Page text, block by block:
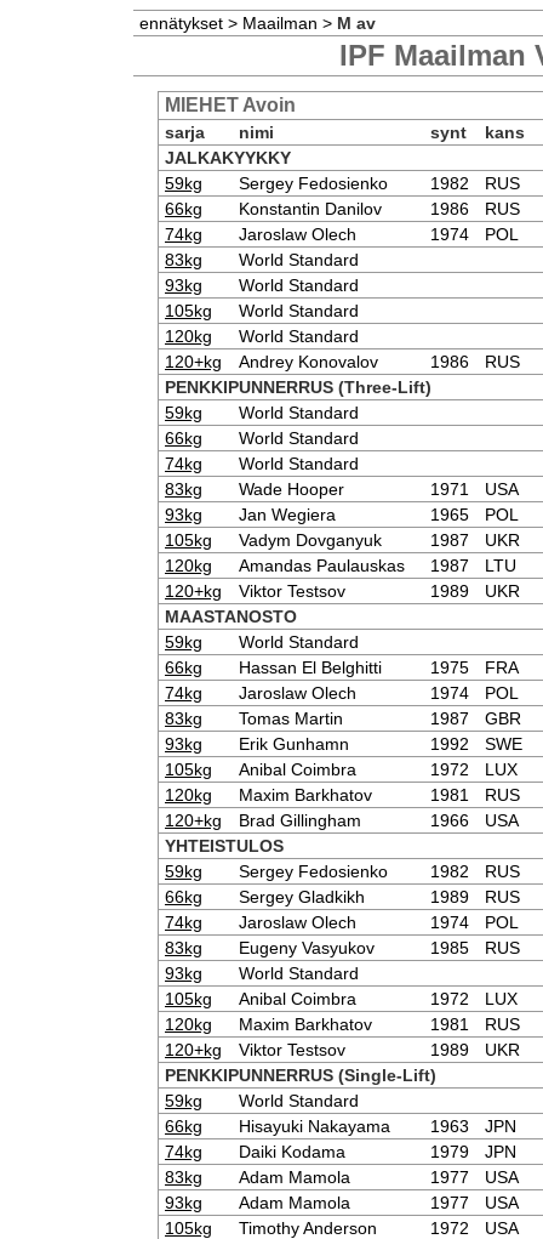
ennätykset > Maailman > M av
IPF Maailman
MIEHET Avoin
sarja nimi synt
kans
JALKAKYYKKY
59kg
Sergey Fedosienko 1982
RUS
66kg
Konstantin Danilov 1986
RUS
74kg
Jaroslaw Olech 1974
POL
83kg
World Standard
93kg
World Standard
105kg
World Standard
120kg
World Standard
120+kg
Andrey Konovalov 1986
RUS
PENKKIPUNNERRUS (Three-Lift)
59kg
World Standard
66kg
World Standard
74kg
World Standard
83kg
Wade Hooper 1971
USA
93kg
Jan Wegiera 1965
POL
105kg
Vadym Dovganyuk 1987
UKR
120kg
Amandas Paulauskas 1987
LTU
120+kg
Viktor Testsov 1989
UKR
MAASTANOSTO
59kg
World Standard
66kg
Hassan El Belghitti 1975
FRA
74kg
Jaroslaw Olech 1974
POL
83kg
Tomas Martin 1987
GBR
93kg
Erik Gunhamn 1992
SWE
105kg
Anibal Coimbra 1972
LUX
120kg
Maxim Barkhatov 1981
RUS
120+kg
Brad Gillingham 1966
USA
YHTEISTULOS
59kg
Sergey Fedosienko 1982
RUS
66kg
Sergey Gladkikh 1989
RUS
74kg
Jaroslaw Olech 1974
POL
83kg
Eugeny Vasyukov 1985
RUS
93kg
World Standard
105kg
Anibal Coimbra 1972
LUX
120kg
Maxim Barkhatov 1981
RUS
120+kg
Viktor Testsov 1989
UKR
PENKKIPUNNERRUS (Single-Lift)
59kg
World Standard
66kg
Hisayuki Nakayama 1963
JPN
74kg
Daiki Kodama 1979
JPN
83kg
Adam Mamola 1977
USA
93kg
Adam Mamola 1977
USA
105kg
Timothy Anderson 1972
USA